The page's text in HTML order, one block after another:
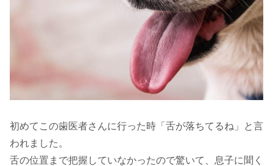
初めてこの歯医者さんに行った時「舌が落ちてるね」と言
われました。
舌の位置まで把握していなかったので驚いて、息子に聞く